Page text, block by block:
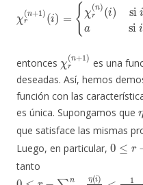
r(n+ 1)( χ r(n)
)si i∈n asi i=n+1
entonces
r(n+
es una
deseadas. Así, hemos
función con las
es única. Supongamos que
que satisface las mismas
Luego, en particular,
0 −
tanto
0 =0nη )10 10